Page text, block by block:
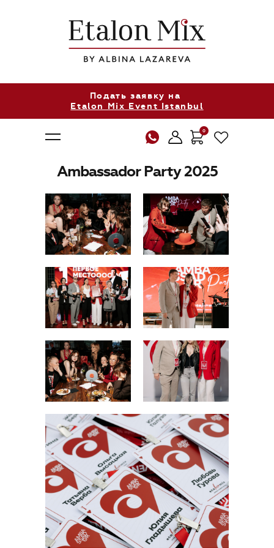
Подать заявку на
Etalon Mix Event Istanbul
0
О нас
Продукция
Где купить
Обучение
Контакты
RU
+7 (800) 707-50-92
Ambassador Party 2025